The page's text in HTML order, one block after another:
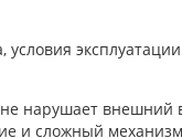
нарушает внешний
и сложный